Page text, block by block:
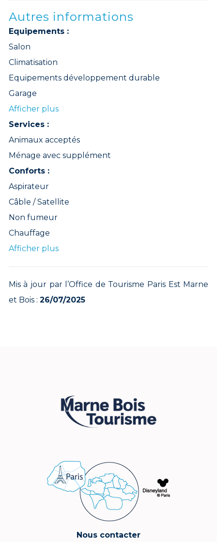
Autres informations
Equipements :
Salon
Climatisation
Equipements développement durable
Garage
Afficher plus
Services :
Animaux acceptés
Ménage avec supplément
Conforts :
Aspirateur
Câble / Satellite
Non fumeur
Chauffage
Afficher plus
Mis à jour par l’Office de Tourisme Paris Est Marne
et Bois : 26/07/2025
Nous contacter